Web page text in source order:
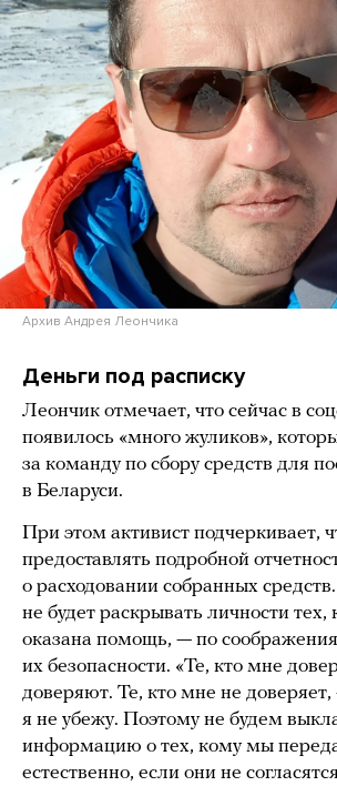
Архив Андрея Леончика
Деньги под расписку
Леончик отмечает, что сейчас в
появилось «много жуликов»,
за команду по сбору средств для
в Беларуси.
При этом активист подчеркивает,
предоставлять подробной
о расходовании собранных
не будет раскрывать личности тех,
оказана помощь, — по
их безопасности. «Те, кто мне
доверяют. Те, кто мне не доверяет,
я не убежу. Поэтому не будем
информацию о тех, кому мы
естественно, если они не